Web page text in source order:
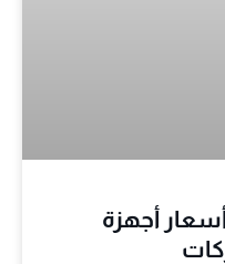
أجهزة